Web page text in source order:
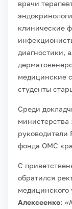
врачи
клинические
диагностики,
медицинские
студенты
Среди
руководители
фонда ОМС
С
обратился
медицинского
Алексеенко: